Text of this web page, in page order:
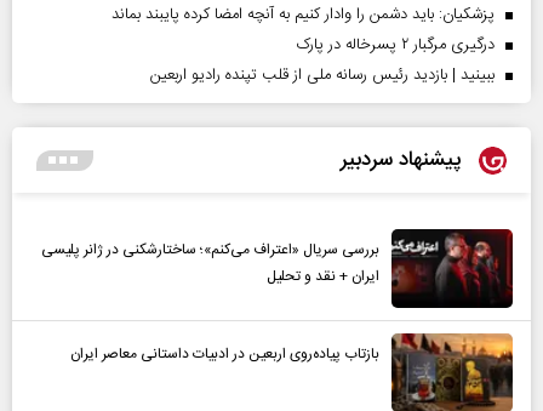
پزشکیان: باید دشمن را وادار کنیم به آنچه امضا کرده پایبند بماند
درگیری مرگبار ۲ پسرخاله در پارک
ببینید | بازدید رئیس رسانه ملی از قلب تپنده رادیو اربعین
پیشنهاد سردبیر
بررسی سریال «اعتراف می‌کنم»؛ ساختارشکنی در ژانر پلیسی
ایران + نقد و تحلیل
بازتاب پیاده‌روی اربعین در ادبیات داستانی معاصر ایران